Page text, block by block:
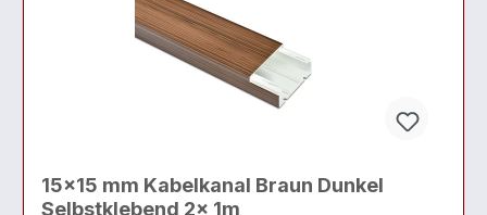
15x15 mm Kabelkanal Braun Dunkel
Selbstklebend 2x 1m